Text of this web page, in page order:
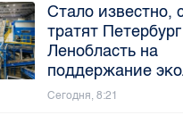
Стало известно,
тратят
Ленобласть на
поддержание
Сегодня, 8:21